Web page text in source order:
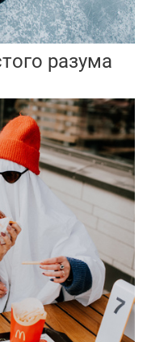
разума